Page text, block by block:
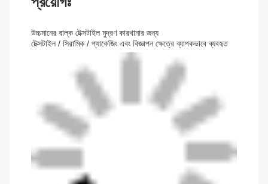
উচ্চমানের বাল্ক টেক্সটাইল মুদ্রণ কারখানার জন্য
টেক্সটাইল / সিরামিক / প্যাকেজিং এবং বিজ্ঞাপন ক্ষেত্রে ব্যাপকভাবে ব্যবহৃত